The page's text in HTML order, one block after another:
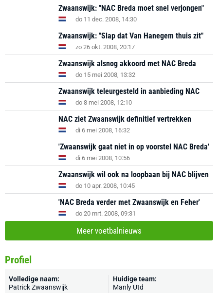
Zwaanswijk: "NAC Breda moet snel verjongen"
do 11 dec. 2008, 14:30
Zwaanswijk: "Slap dat Van Hanegem thuis zit"
zo 26 okt. 2008, 20:17
Zwaanswijk alsnog akkoord met NAC Breda
do 15 mei 2008, 13:32
Zwaanswijk teleurgesteld in aanbieding NAC
do 8 mei 2008, 12:10
NAC ziet Zwaanswijk definitief vertrekken
di 6 mei 2008, 16:32
'Zwaanswijk gaat niet in op voorstel NAC Breda'
di 6 mei 2008, 10:56
Zwaanswijk wil ook na loopbaan bij NAC blijven
do 10 apr. 2008, 10:45
'NAC Breda verder met Zwaanswijk en Feher'
do 20 mrt. 2008, 09:31
Meer voetbalnieuws
Profiel
Volledige naam:
Patrick Zwaanswijk
Huidige team:
Manly Utd